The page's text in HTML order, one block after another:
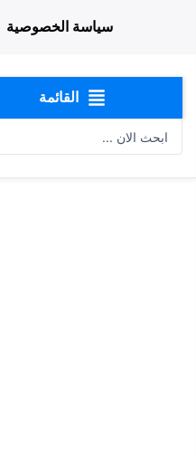
سياسة الخصوصية
القائمة